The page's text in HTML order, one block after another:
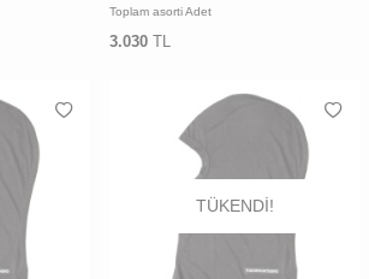
Toplam asorti Adet
3.030 TL
TÜKENDI!